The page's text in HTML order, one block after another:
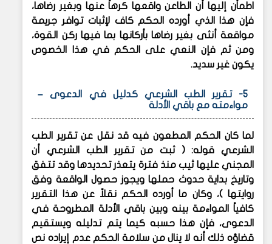
اطمأن إليها أن الطاعن واقعها كرهاً عنها وبغير رضاها،
فإن هذا الذي أورده الحكم كاف لإثبات توافر جريمة
مواقعة أنثى بغير رضاها بأركانها بما فيها ركن القوة،
ومن ثم فإن النعي على الحكم في هذا الخصوص
يكون غير سديد.
5- تقرير الطب الشرعي كدليل في الدعوى –
مواءمته مع باقي الأدلة
لما كان الحكم المطعون فيه قد نقل عن تقرير الطب
الشرعي قوله: ( ثبت من تقرير الطب الشرعي أن
المجني عليها ثيب منذ فترة يتعذر تحديدها وقد تتفق
وتاريخ بداية حدوث حملها ويجوز حصول الواقعة وفق
روايتها )، وكان ما أورده الحكم نقلاً عن هذا التقرير
كافياً المواءمة بينه وبين باقي الأدلة المطروحة في
الدعوى، فإن هذا حسبه كيما يتم تدليله ويستقيم
قضاؤه ذلك أنه لا ينال من سلامة الحكم عدم إيراده نص